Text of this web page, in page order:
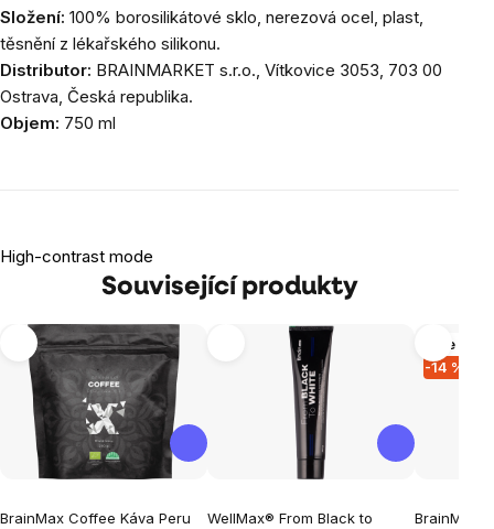
Složení: 100% borosilikátové sklo, nerezová ocel, plast,
těsnění z lékařského silikonu.
Distributor: BRAINMARKET s.r.o., Vítkovice 3053, 703 00
Ostrava, Česká republika.
Objem: 750 ml
High-contrast mode
Související produkty
BrainMax Coffee Káva Peru
WellMax® From Black to
-14 %
Více
BrainMax